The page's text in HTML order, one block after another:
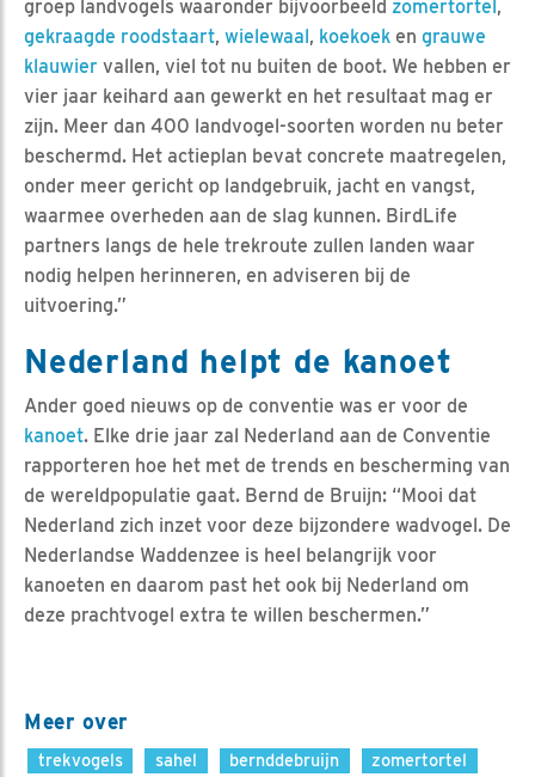
groep landvogels waaronder bijvoorbeeld zomertortel,
gekraagde roodstaart, wielewaal, koekoek en grauwe
klauwier vallen, viel tot nu buiten de boot. We hebben er
vier jaar keihard aan gewerkt en het resultaat mag er
zijn. Meer dan 400 landvogel-soorten worden nu beter
beschermd. Het actieplan bevat concrete maatregelen,
onder meer gericht op landgebruik, jacht en vangst,
waarmee overheden aan de slag kunnen. BirdLife
partners langs de hele trekroute zullen landen waar
nodig helpen herinneren, en adviseren bij de
uitvoering.”
Nederland helpt de kanoet
Ander goed nieuws op de conventie was er voor de
kanoet. Elke drie jaar zal Nederland aan de Conventie
rapporteren hoe het met de trends en bescherming van
de wereldpopulatie gaat. Bernd de Bruijn: “Mooi dat
Nederland zich inzet voor deze bijzondere wadvogel. De
Nederlandse Waddenzee is heel belangrijk voor
kanoeten en daarom past het ook bij Nederland om
deze prachtvogel extra te willen beschermen.”
Meer over
trekvogels sahel bernddebruijn
zomertortel